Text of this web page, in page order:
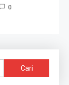
0
untuk: